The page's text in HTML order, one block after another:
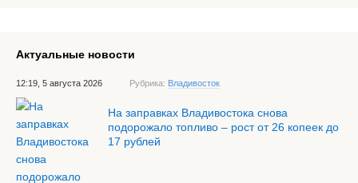
Актуальные новости
12:19, 5 августа 2026 Рубрика: Владивосток
На заправках Владивостока снова
подорожало топливо – рост от 26 копеек до
17 рублей